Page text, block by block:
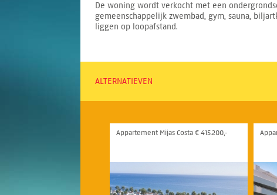
De woning wordt verkocht met een
gemeenschappelijk zwembad, gym, sauna,
liggen op loopafstand.
ALTERNATIEVEN
Appartement Mijas Costa € 415.200,-